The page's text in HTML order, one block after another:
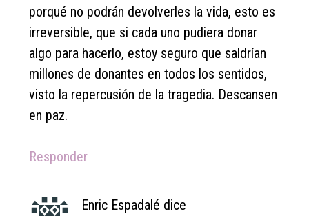
porqué no podrán devolverles la vida, esto es
irreversible, que si cada uno pudiera donar
algo para hacerlo, estoy seguro que saldrían
millones de donantes en todos los sentidos,
visto la repercusión de la tragedia. Descansen
en paz.
Responder
Enric Espadalé dice